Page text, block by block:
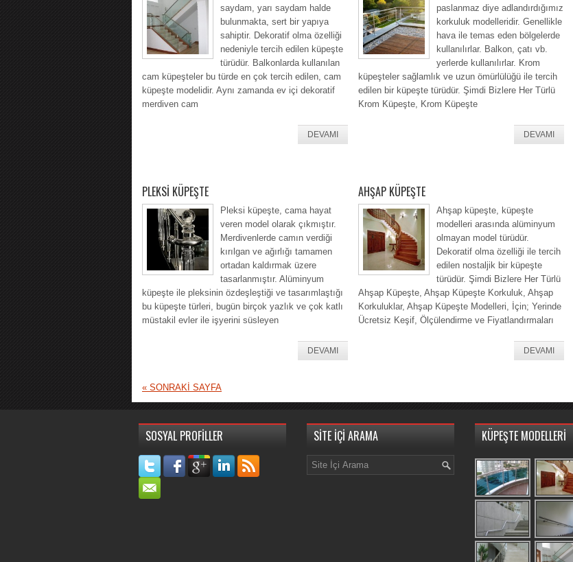
saydam, yarı saydam halde
bulunmakta, sert bir yapıya
sahiptir. Dekoratif olma özelliği
nedeniyle tercih edilen küpeşte
türüdür. Balkonlarda kullanılan
cam küpeşteler bu türde en çok tercih edilen, cam
küpeşte modelidir. Aynı zamanda ev içi dekoratif
merdiven cam
DEVAMI
paslanmaz diye adlandırdığımız
korkuluk modelleridir. Genellikle
hava ile temas eden bölgelerde
kullanılırlar. Balkon, çatı vb.
yerlerde kullanılırlar. Krom
küpeşteler sağlamlık ve uzun ömürlülüğü ile tercih
edilen bir küpeşte türüdür. Şimdi Bizlere Her Türlü
Krom Küpeşte, Krom Küpeşte
DEVAMI
PLEKSİ KÜPEŞTE
Pleksi küpeşte, cama hayat
veren model olarak çıkmıştır.
Merdivenlerde camın verdiği
kırılgan ve ağırlığı tamamen
ortadan kaldırmak üzere
tasarlanmıştır. Alüminyum
küpeşte ile pleksinin özdeşleştiği ve tasarımlaştığı
bu küpeşte türleri, bugün birçok yazlık ve çok katlı
müstakil evler ile işyerini süsleyen
DEVAMI
AHŞAP KÜPEŞTE
Ahşap küpeşte, küpeşte
modelleri arasında alüminyum
olmayan model türüdür.
Dekoratif olma özelliği ile tercih
edilen nostaljik bir küpeşte
türüdür. Şimdi Bizlere Her Türlü
Ahşap Küpeşte, Ahşap Küpeşte Korkuluk, Ahşap
Korkuluklar, Ahşap Küpeşte Modelleri, İçin; Yerinde
Ücretsiz Keşif, Ölçülendirme ve Fiyatlandırmaları
DEVAMI
« SONRAKİ SAYFA
SOSYAL PROFİLLER SİTE İÇİ ARAMA KÜPEŞTE MODELLERİ